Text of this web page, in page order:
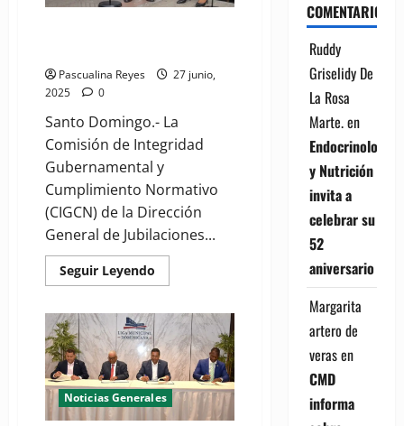
Pascualina Reyes
27 junio,
2025
0
Santo Domingo.- La
Comisión de Integridad
Gubernamental y
Cumplimiento Normativo
(CIGCN) de la Dirección
General de Jubilaciones...
Seguir Leyendo
more
inaugura
Buzón
Físico
de
Denuncias
Ciudadanas
Noticias Generales
COMENTARIOS
Ruddy
Griselidy De
La Rosa
Marte.en
Endocrinología
y Nutrición
invita a
celebrar su
52
aniversario
Margarita
artero de
verasen
CMD
informa